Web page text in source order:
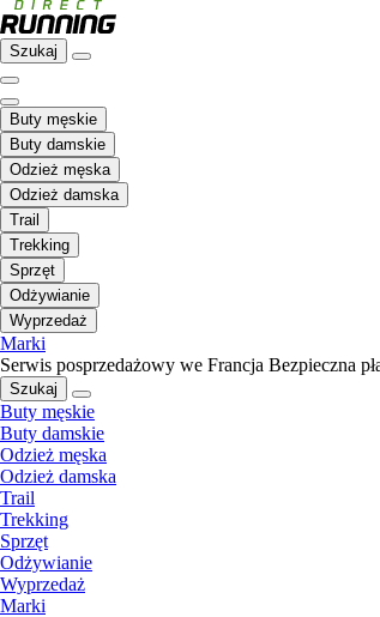
Szukaj
Buty męskie
Buty damskie
Odzież męska
Odzież damska
Trail
Trekking
Sprzęt
Odżywianie
Wyprzedaż
Marki
Serwis posprzedażowy we Francja Bezpieczna
Szukaj
Buty męskie
Buty damskie
Odzież męska
Odzież damska
Trail
Trekking
Sprzęt
Odżywianie
Wyprzedaż
Marki